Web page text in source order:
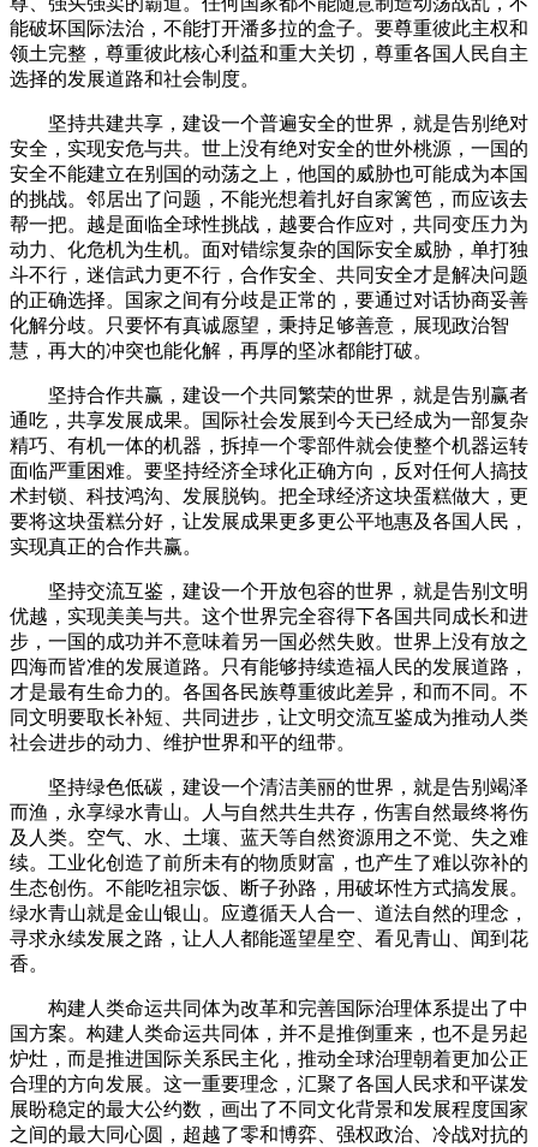
能破坏国际法治，不能打开潘多拉的盒子。要尊重彼此主权和
领土完整，尊重彼此核心利益和重大关切，尊重各国人民自主
选择的发展道路和社会制度。
坚持共建共享，建设一个普遍安全的世界，就是告别绝对
安全，实现安危与共。世上没有绝对安全的世外桃源，一国的
安全不能建立在别国的动荡之上，他国的威胁也可能成为本国
的挑战。邻居出了问题，不能光想着扎好自家篱笆，而应该去
帮一把。越是面临全球性挑战，越要合作应对，共同变压力为
动力、化危机为生机。面对错综复杂的国际安全威胁，单打独
斗不行，迷信武力更不行，合作安全、共同安全才是解决问题
的正确选择。国家之间有分歧是正常的，要通过对话协商妥善
化解分歧。只要怀有真诚愿望，秉持足够善意，展现政治智
慧，再大的冲突也能化解，再厚的坚冰都能打破。
坚持合作共赢，建设一个共同繁荣的世界，就是告别赢者
通吃，共享发展成果。国际社会发展到今天已经成为一部复杂
精巧、有机一体的机器，拆掉一个零部件就会使整个机器运转
面临严重困难。要坚持经济全球化正确方向，反对任何人搞技
术封锁、科技鸿沟、发展脱钩。把全球经济这块蛋糕做大，更
要将这块蛋糕分好，让发展成果更多更公平地惠及各国人民，
实现真正的合作共赢。
坚持交流互鉴，建设一个开放包容的世界，就是告别文明
优越，实现美美与共。这个世界完全容得下各国共同成长和进
步，一国的成功并不意味着另一国必然失败。世界上没有放之
四海而皆准的发展道路。只有能够持续造福人民的发展道路，
才是最有生命力的。各国各民族尊重彼此差异，和而不同。不
同文明要取长补短、共同进步，让文明交流互鉴成为推动人类
社会进步的动力、维护世界和平的纽带。
坚持绿色低碳，建设一个清洁美丽的世界，就是告别竭泽
而渔，永享绿水青山。人与自然共生共存，伤害自然最终将伤
及人类。空气、水、土壤、蓝天等自然资源用之不觉、失之难
续。工业化创造了前所未有的物质财富，也产生了难以弥补的
生态创伤。不能吃祖宗饭、断子孙路，用破坏性方式搞发展。
绿水青山就是金山银山。应遵循天人合一、道法自然的理念，
寻求永续发展之路，让人人都能遥望星空、看见青山、闻到花
香。
构建人类命运共同体为改革和完善国际治理体系提出了中
国方案。构建人类命运共同体，并不是推倒重来，也不是另起
炉灶，而是推进国际关系民主化，推动全球治理朝着更加公正
合理的方向发展。这一重要理念，汇聚了各国人民求和平谋发
展盼稳定的最大公约数，画出了不同文化背景和发展程度国家
之间的最大同心圆，超越了零和博弈、强权政治、冷战对抗的